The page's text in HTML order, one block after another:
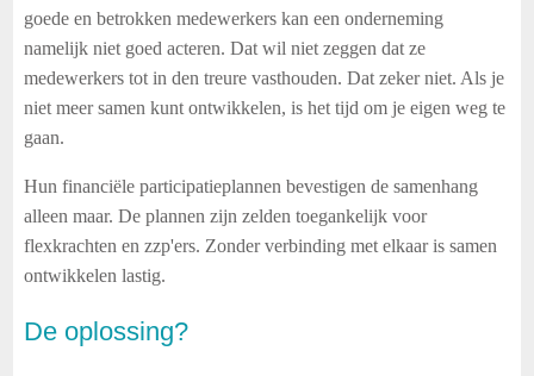
goede en betrokken medewerkers kan een onderneming
namelijk niet goed acteren. Dat wil niet zeggen dat ze
medewerkers tot in den treure vasthouden. Dat zeker niet. Als je
niet meer samen kunt ontwikkelen, is het tijd om je eigen weg te
gaan.
Hun financiële participatieplannen bevestigen de samenhang
alleen maar. De plannen zijn zelden toegankelijk voor
flexkrachten en zzp'ers. Zonder verbinding met elkaar is samen
ontwikkelen lastig.
De oplossing?